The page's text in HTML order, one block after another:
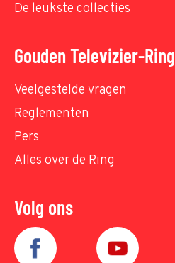
De leukste collecties
Gouden Televizier-Ring
Veelgestelde vragen
Reglementen
Pers
Alles over de Ring
Volg ons